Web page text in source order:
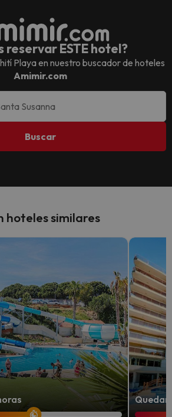
reservar ESTE hotel?
Playaen nuestro buscador de hoteles
Amimir.com
Buscar
hoteles similares
Quedan